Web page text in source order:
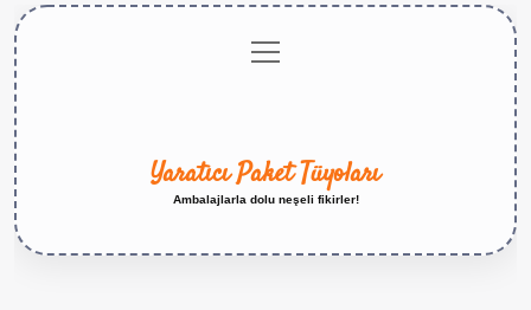
menüyü
aç
Yaratıcı Paket Tüyoları
Ambalajlarla dolu neşeli fikirler!